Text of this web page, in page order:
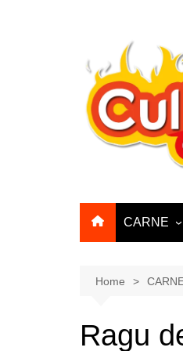
CARNE
Home
Ragu